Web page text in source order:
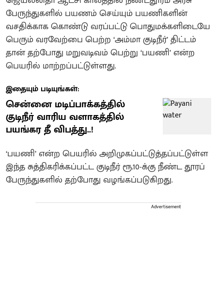
பேருந்துகளில் பயணம் செய்யும் பயணிகளின்
வசதிக்காக கொண்டு வரப்பட்டு பொதுமக்களிடையே
பெரும் வரவேற்பை பெற்ற ‘அம்மா குடிநீர்’ திட்டம்
தான் தற்போது மறுவடிவம் பெற்று ‘பயணி’ என்ற
பெயரில் மாற்றப்பட்டுள்ளது.
இதையும் படியுங்கள்:
சென்னை மடிப்பாக்கத்தில்
குடிநீர் வாரிய வளாகத்தில்
பயங்கர தீ விபத்து..!
‘பயணி’ என்ற பெயரில் அறிமுகப்பட்டுத்தப்பட்டுள்ள
இந்த சுத்திகரிக்கப்பட்ட குடிநீர் ரூ.10-க்கு நீண்ட தூரப்
பேருந்துகளில் தற்போது வழங்கப்படுகிறது.
Advertisement